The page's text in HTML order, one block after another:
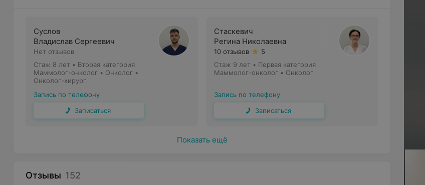
Суслов
Владислав Сергеевич
Нет отзывов
Стаж 8 лет • Вторая категория
Маммолог-онколог • Онколог •
Онколог-хирург
Запись по телефону
Записаться
Стаскевич
Регина Николаевна
10 отзывов
5
Стаж 9 лет • Первая категория
Маммолог-онколог • Онколог
Запись по телефону
Записаться
Показать ещё
Отзывы 152